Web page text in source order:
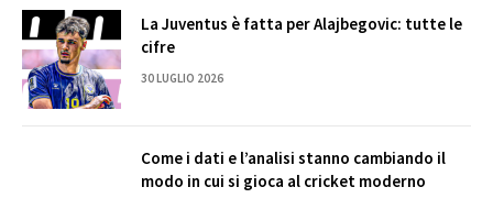
La Juventus è fatta per Alajbegovic: tutte le
cifre
30 LUGLIO 2026
Come i dati e l’analisi stanno cambiando il
modo in cui si gioca al cricket moderno